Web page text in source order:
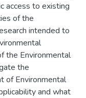
access to existing
of the
intended to
the Environmental
the
of Environmental
and what